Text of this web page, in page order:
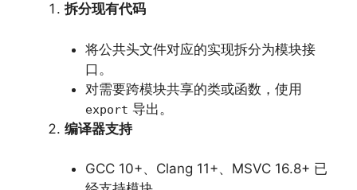
拆分现有代码
将公共头文件对应的实现拆分为模块接
口。
对需要跨模块共享的类或函数，使用
export 导出。
编译器支持
GCC 10+、Clang 11+、MSVC 16.8+ 已